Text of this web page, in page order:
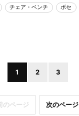
チェア・ベンチ ボセ
のページ
1 2 3
次のページ